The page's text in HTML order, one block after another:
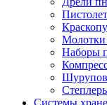
Молотки
Наборы
Cистемы